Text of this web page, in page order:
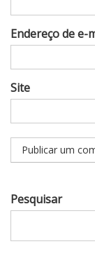
Endereço de e-
Site
Pesquisar